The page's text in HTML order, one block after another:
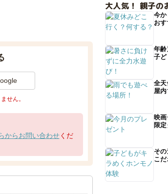
せん。
からお問い合わせくだ
大人気！ 親子の
今
お
年
子
全
屋
映
限
そ
こ